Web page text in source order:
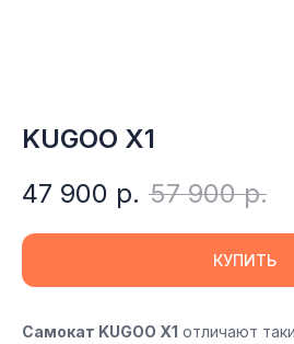
KUGOO X1
47 900 р. 57 900 р.
КУПИТЬ
Самокат KUGOO X1 отличают